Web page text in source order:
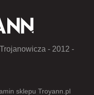
- 2012 -
sklepu Troyann.pl